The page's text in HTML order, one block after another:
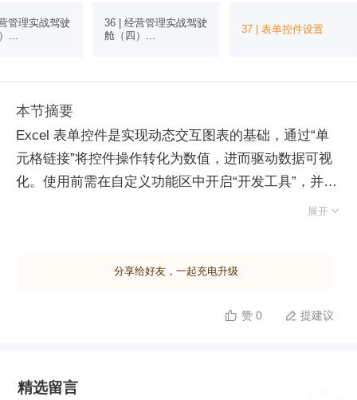
管理实战驾驶
...
36 | 经营管理实战驾驶
舱（四）...
37 | 表单控件设置
本节摘要
Excel 表单控件是实现动态交互图表的基础，通过“单
元格链接”将控件操作转化为数值，进而驱动数据可视
化。使用前需在自定义功能区中开启“开发工具”，并
能批量选中，并通过“对齐与分布”工具实现规范排版。
（1,2,3...）。若存在多组单选逻辑，必须使用“分组
值、最大值及步长。调节钮仅支持微调（步长），滚动
展开 
分享给好友，一起充电升级
 赞 0  提建议
精选留言